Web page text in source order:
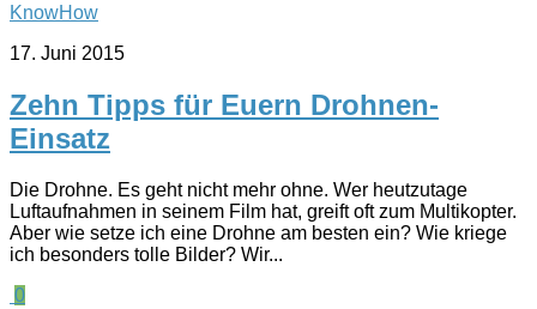
KnowHow
17. Juni 2015
Zehn Tipps für Euern Drohnen-
Einsatz
Die Drohne. Es geht nicht mehr ohne. Wer heutzutage
Luftaufnahmen in seinem Film hat, greift oft zum Multikopter.
Aber wie setze ich eine Drohne am besten ein? Wie kriege
ich besonders tolle Bilder? Wir...
0